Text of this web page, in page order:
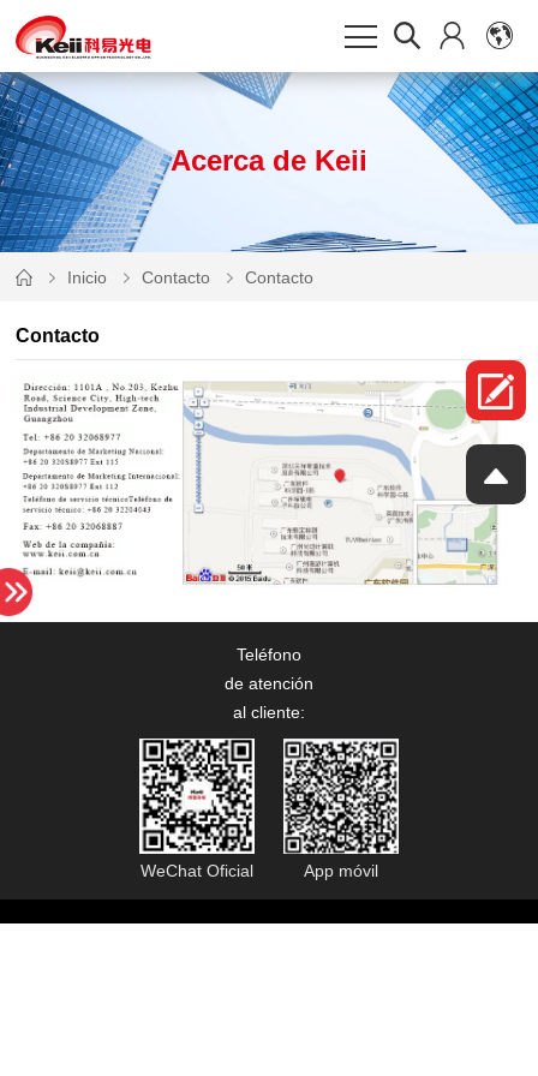
Acerca de Keii
Inicio Contacto Contacto
Contacto
Teléfono
de atención
al cliente:
WeChat Oficial App móvil